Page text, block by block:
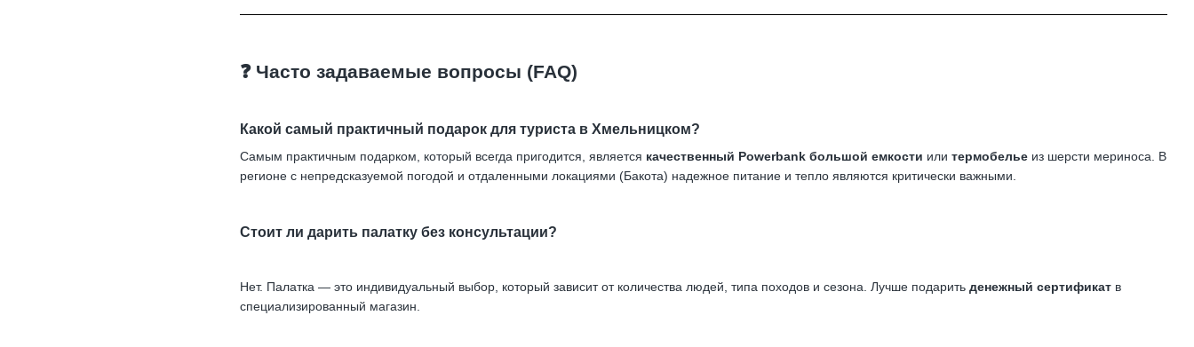
❓ Часто задаваемые вопросы (FAQ)
Какой самый практичный подарок для туриста в Хмельницком?
Самым практичным подарком, который всегда пригодится, является качественный Powerbank большой емкости или термобелье из шерсти мериноса. В
регионе с непредсказуемой погодой и отдаленными локациями (Бакота) надежное питание и тепло являются критически важными.
Стоит ли дарить палатку без консультации?
Нет. Палатка — это индивидуальный выбор, который зависит от количества людей, типа походов и сезона. Лучше подарить денежный сертификат в
специализированный магазин.